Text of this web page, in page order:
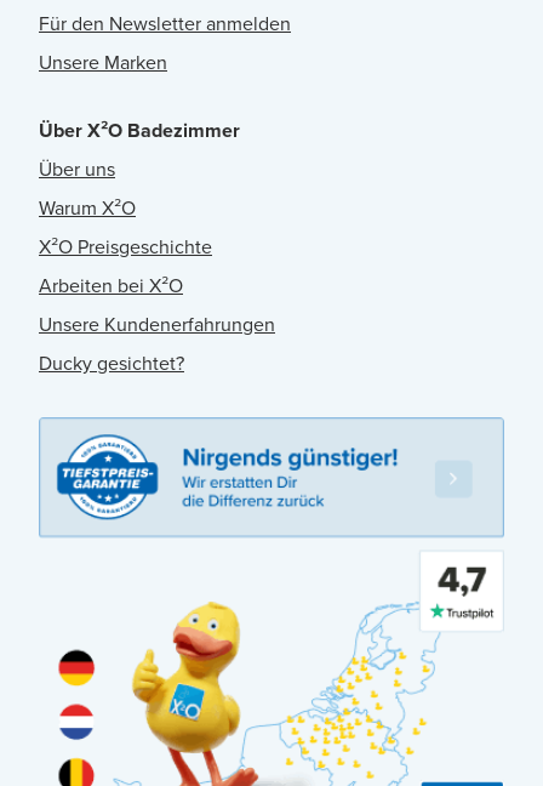
Für den Newsletter anmelden
Unsere Marken
Über X²O Badezimmer
Über uns
Warum X²O
X²O Preisgeschichte
Arbeiten bei X²O
Unsere Kundenerfahrungen
Ducky gesichtet?